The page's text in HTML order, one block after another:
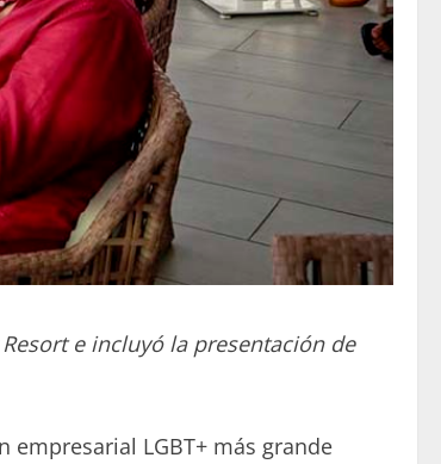
e incluyó la presentación de
LGBT+ más grande